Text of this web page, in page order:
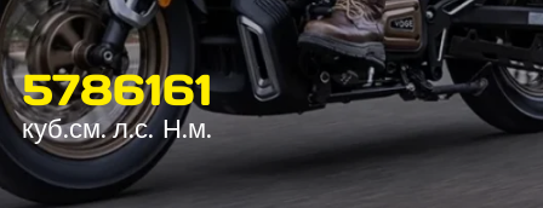
578
куб.см.
61
л.с.
61
Н.м.